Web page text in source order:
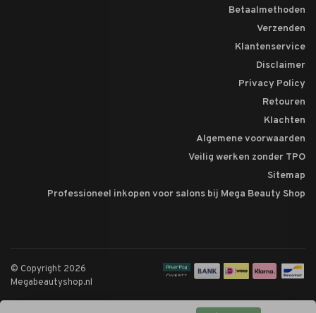
Betaalmethoden
Verzenden
Klantenservice
Disclaimer
Privacy Policy
Retouren
Klachten
Algemene voorwaarden
Veilig werken zonder TPO
Sitemap
Professioneel inkopen voor salons bij Mega Beauty Shop
© Copyright 2026
Megabeautyshop.nl